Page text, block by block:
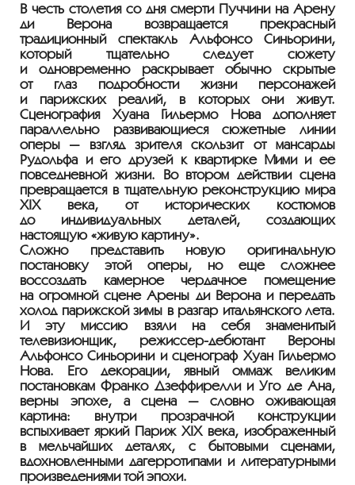
В честь столетия со дня смерти Пуччини на Арену
ди Верона возвращается прекрасный
традиционный спектакль Альфонсо Синьорини,
который тщательно следует сюжету
и одновременно раскрывает обычно скрытые
от глаз подробности жизни персонажей
и парижских реалий, в которых они живут.
Сценография Хуана Гильермо Нова дополняет
параллельно развивающиеся сюжетные линии
оперы — взгляд зрителя скользит от мансарды
Рудольфа и его друзей к квартирке Мими и её
повседневной жизни. Во втором действии сцена
превращается в тщательную реконструкцию мира
XIX века, от исторических костюмов
до индивидуальных деталей, создающих
настоящую «живую картину».
Сложно представить новую оригинальную
постановку этой оперы, но ещё сложнее
воссоздать камерное чердачное помещение
на огромной сцене Арены ди Верона и передать
холод парижской зимы в разгар итальянского лета.
И эту миссию взяли на себя знаменитый
телевизионщик, режиссёр-дебютантВероны
Альфонсо Синьорини и сценограф Хуан Гильермо
Нова. Его декорации, явный оммаж великим
постановкам Франко Дзеффирелли и Уго де Ана,
верны эпохе, а сцена — словно оживающая
картина: внутри прозрачной конструкции
вспыхивает яркий Париж XIX века, изображённый
в мельчайших деталях, с бытовыми сценами,
вдохновлёнными дагерротипами и литературными
произведениями той эпохи.